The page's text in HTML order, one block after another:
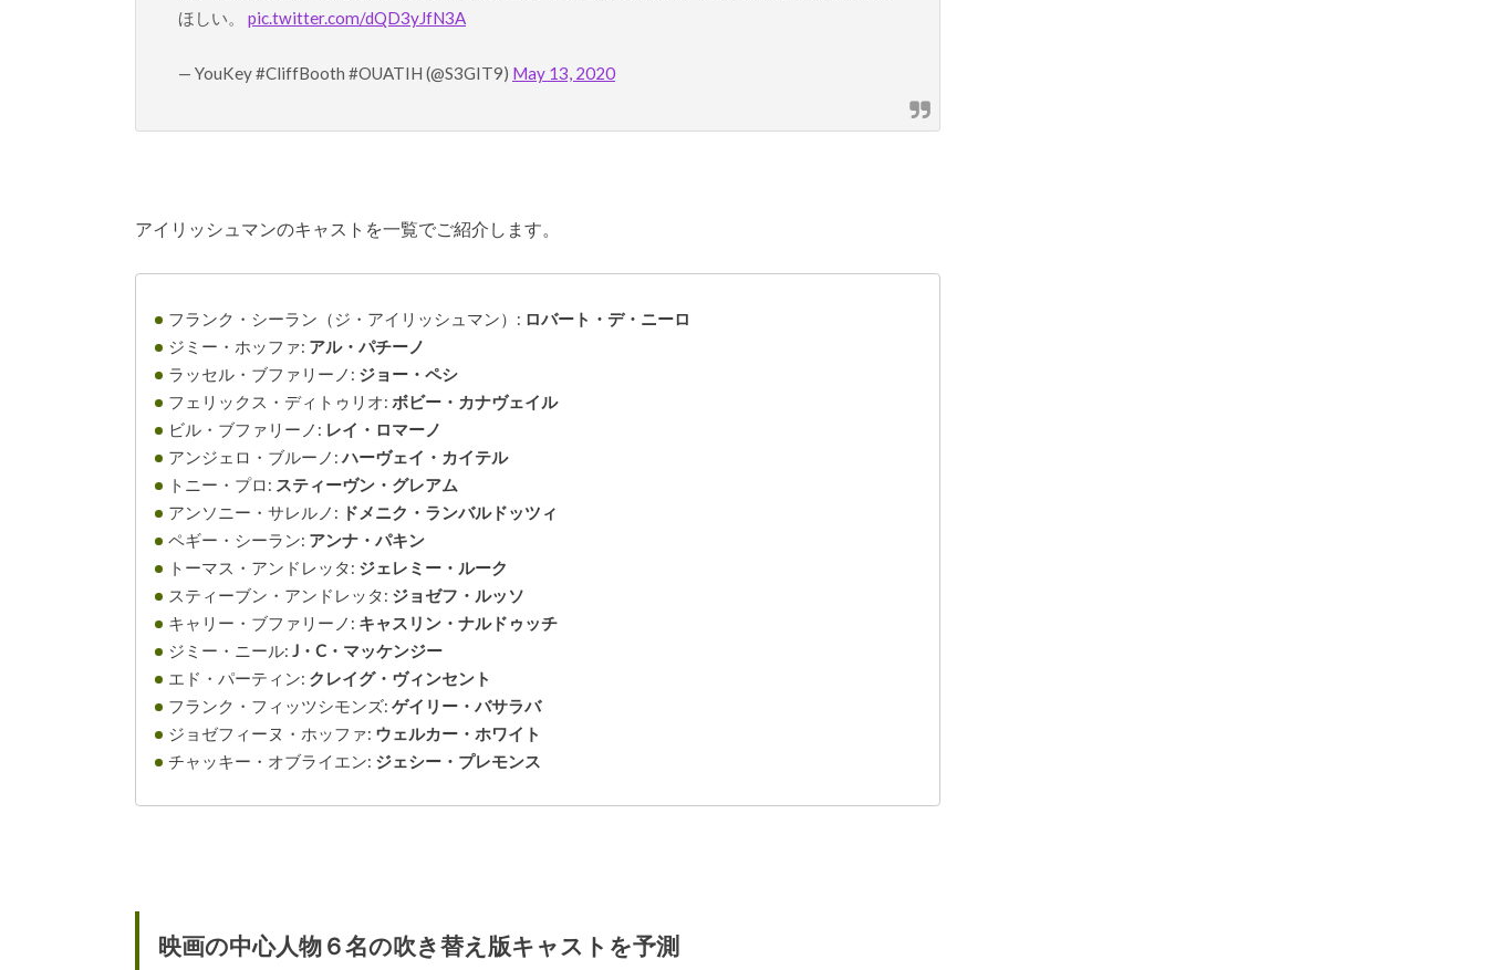
ほしい。 pic.twitter.com/dQD3yJfN3A
— YouKey #CliffBooth #OUATIH (@S3GIT9) May 13, 2020
アイリッシュマンのキャストを一覧でご紹介します。
フランク・シーラン （ジ・アイリッシュマン）: ロバート・デ・ニーロ
ジミー・ホッファ: アル・パチーノ
ラッセル・ブファリーノ : ジョー・ペシ
フェリックス・ディトゥリオ: ボビー・カナヴェイル
ビル・ブファリーノ: レイ・ロマーノ
アンジェロ・ブルーノ:ハーヴェイ・カイテル
トニー・プロ: スティーヴン・グレアム
アンソニー・サレルノ: ドメニク・ランバルドッツィ
ペギー・シーラン: アンナ・パキン
トーマス・アンドレッタ: ジェレミー・ルーク
スティーブン・アンドレッタ: ジョゼフ・ルッソ
キャリー・ブファリーノ: キャスリン・ナルドゥッチ
ジミー・ニール:J・C・マッケンジー
エド・パーティン: クレイグ・ヴィンセント
フランク・フィッツシモンズ:ゲイリー・バサラバ
ジョゼフィーヌ・ホッファ: ウェルカー・ホワイト
チャッキー・オブライエン: ジェシー・プレモンス
映画の中心人物６名の吹き替え版キャストを予測